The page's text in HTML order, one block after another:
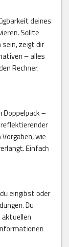
deines
Sollte
sein, zeigt dir
– alles
Rechner.
Doppelpack –
wie
Einfach
eingibst oder
Du